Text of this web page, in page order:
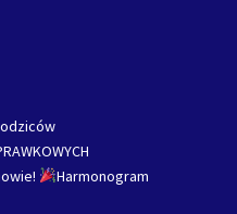
Harmonogram